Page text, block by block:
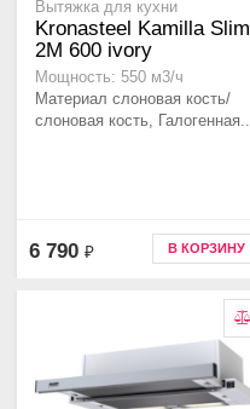
Вытяжка для кухни
Kronasteel Kamilla Slim
2M 600 ivory
Мощность: 550 м3/ч
Материал слоновая кость/
слоновая кость, Галогенная..
6 790 ₽ В КОРЗИНУ